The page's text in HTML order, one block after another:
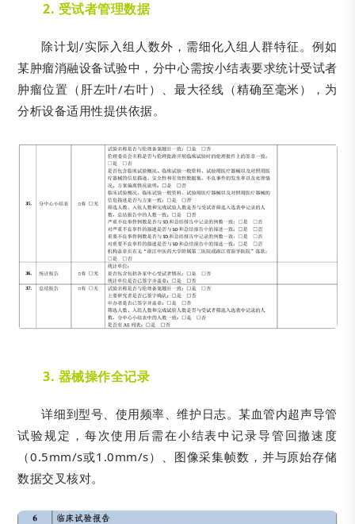
2. 受试者管理数据
除计划/实际入组人数外，需细化入组人群特征。例如
某肿瘤消融设备试验中，分中心需按小结表要求统计受试者
肿瘤位置（肝左叶/右叶）、最大径线（精确至毫米），为
分析设备适用性提供依据。
3. 器械操作全记录
详细到型号、使用频率、维护日志。某血管内超声导管
试验规定，每次使用后需在小结表中记录导管回撤速度
（0.5mm/s或1.0mm/s）、图像采集帧数，并与原始存储
数据交叉核对。